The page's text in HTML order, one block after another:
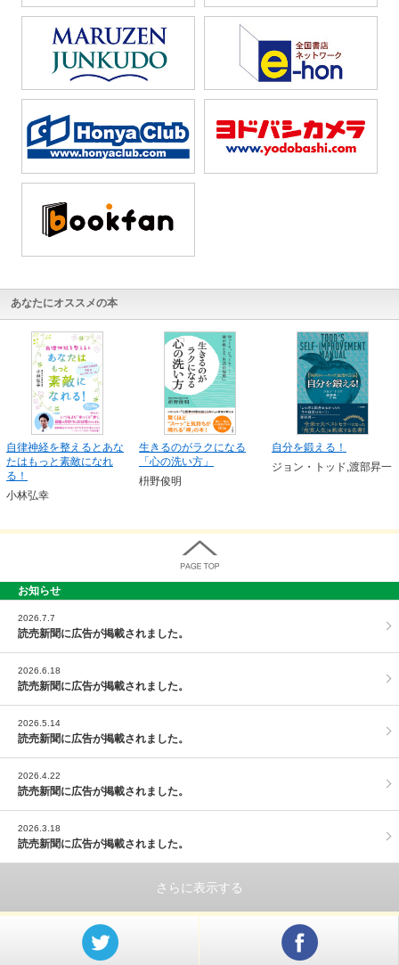
あなたにオススメの本
自律神経を整えるとあな
たはもっと素敵になれ
る！
小林弘幸
生きるのがラクになる
「心の洗い方」
枡野俊明
自分を鍛える！
ジョン・トッド,渡部昇一
お知らせ
2026.7.7
読売新聞に広告が掲載されました。
2026.6.18
読売新聞に広告が掲載されました。
2026.5.14
読売新聞に広告が掲載されました。
2026.4.22
読売新聞に広告が掲載されました。
2026.3.18
読売新聞に広告が掲載されました。
さらに表示する
PAGE TOP